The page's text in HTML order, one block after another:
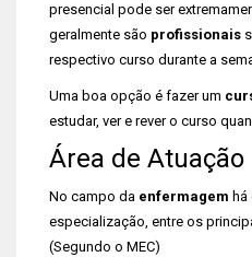
presencial pode ser
geralmente são profissionais
respectivo curso durante a
Uma boa opção é fazer um
estudar, ver e rever o curso
Área de Atuação
No campo da enfermagem
especialização, entre os
(Segundo o MEC)